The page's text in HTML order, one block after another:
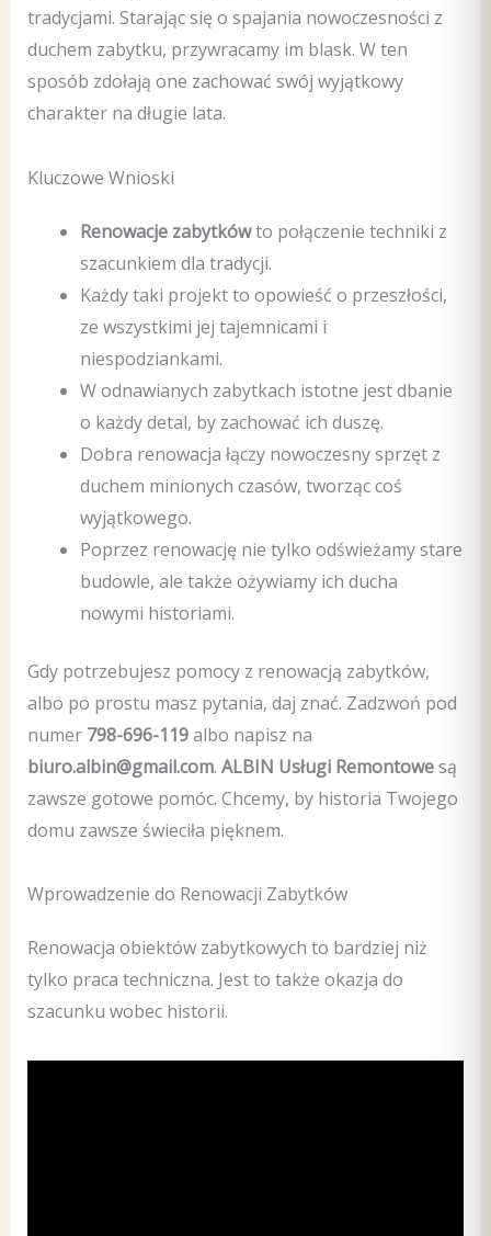
tradycjami. Starając się o spajania nowoczesności z
duchem zabytku, przywracamy im blask. W ten
sposób zdołają one zachować swój wyjątkowy
charakter na długie lata.
Kluczowe Wnioski
Renowacje zabytkówto połączenie techniki z
szacunkiem dla tradycji.
Każdy taki projekt to opowieść o przeszłości,
ze wszystkimi jej tajemnicami i
niespodziankami.
W odnawianych zabytkach istotne jest dbanie
o każdy detal, by zachować ich duszę.
Dobra renowacja łączy nowoczesny sprzęt z
duchem minionych czasów, tworząc coś
wyjątkowego.
Poprzez renowację nie tylko odświeżamy stare
budowle, ale także ożywiamy ich ducha
nowymi historiami.
Gdy potrzebujesz pomocy z renowacją zabytków,
albo po prostu masz pytania, daj znać. Zadzwoń pod
numer 798-696-119albo napisz na
biuro.albin@gmail.com. ALBIN Usługi Remontowesą
zawsze gotowe pomóc. Chcemy, by historia Twojego
domu zawsze świeciła pięknem.
Wprowadzenie do Renowacji Zabytków
Renowacja obiektów zabytkowych to bardziej niż
tylko praca techniczna. Jest to także okazja do
szacunku wobec historii.